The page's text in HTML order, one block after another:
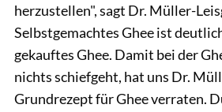
herzustellen", sagt Dr. Müller-
Selbstgemachtes Ghee ist
gekauftes Ghee. Damit bei der
nichts schiefgeht, hat uns Dr.
Grundrezept für Ghee verraten.